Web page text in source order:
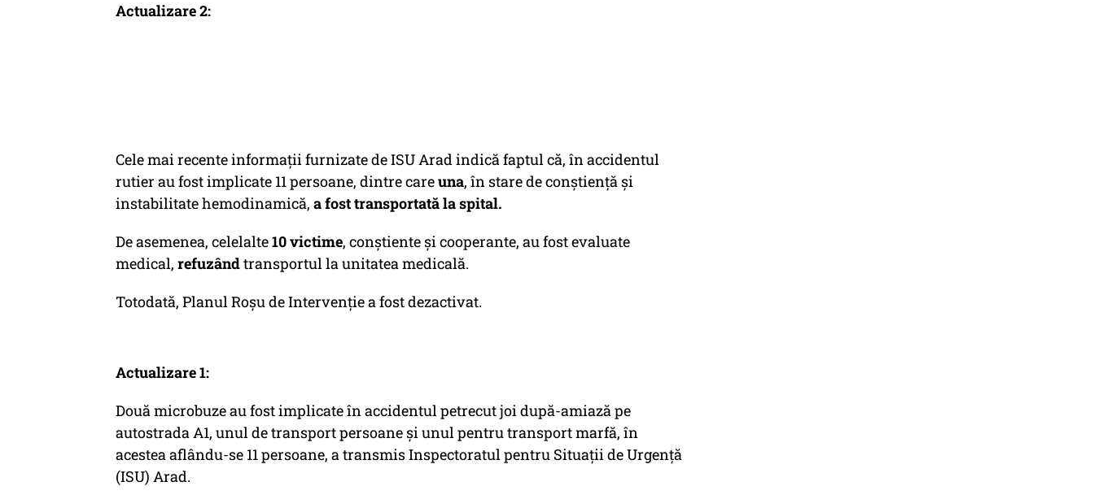
Actualizare 2:
Cele mai recente informații furnizate de ISU Arad indică faptul că, în accidentul
rutier au fost implicate 11 persoane, dintre careuna, în stare de conștiență și
instabilitate hemodinamică, a fost transportată la spital.
De asemenea, celelalte10 victime, conștiente și cooperante, au fost evaluate
medical, refuzândtransportul la unitatea medicală.
Totodată, Planul Roșu de Intervenție a fost dezactivat.
Actualizare 1:
Două microbuze au fost implicate în accidentul petrecut joi după-amiază pe
autostrada A1, unul de transport persoane și unul pentru transport marfă, în
acestea aflându-se 11 persoane, a transmis Inspectoratul pentru Situații de Urgență
(ISU) Arad.